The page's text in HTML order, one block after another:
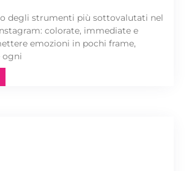
degli strumenti più sottovalutati nel
colorate, immediate e
emozioni in pochi frame,
ogni